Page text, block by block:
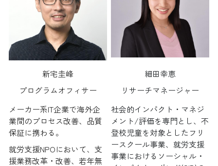
新宅圭峰
プログラムオフィサー
メーカー系IT企業で海外企
業間のプロセス改善、品質
保証に携わる。
就労支援NPOにおいて、支
援業務改革・改善、若年無
細田幸恵
リサーチマネージャー
社会的インパクト・マネジ
メント/評価を専門とし、不
登校児童を対象としたフリ
ースクール事業、就労支援
事業におけるソーシャル・